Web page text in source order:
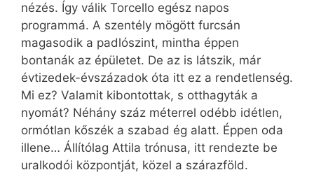
nézés. Így válik Torcello egész napos
programmá. A szentély mögött furcsán
magasodik a padlószint, mintha éppen
bontanák az épületet. De az is látszik, már
évtizedek-évszázadok óta itt ez a rendetlenség.
Mi ez? Valamit kibontottak, s otthagyták a
nyomát? Néhány száz méterrel odébb idétlen,
ormótlan kőszék a szabad ég alatt. Éppen oda
illene… Állítólag Attila trónusa, itt rendezte be
uralkodói központját, közel a szárazföld.